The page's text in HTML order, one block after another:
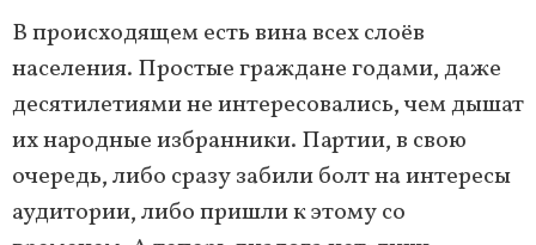
В происходящем есть вина всех слоёв
населения. Простые граждане годами, даже
десятилетиями не интересовались, чем дышат
их народные избранники. Партии, в свою
очередь, либо сразу забили болт на интересы
аудитории, либо пришли к этому со